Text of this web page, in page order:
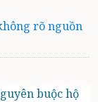
rõ nguồn
buộc hộ